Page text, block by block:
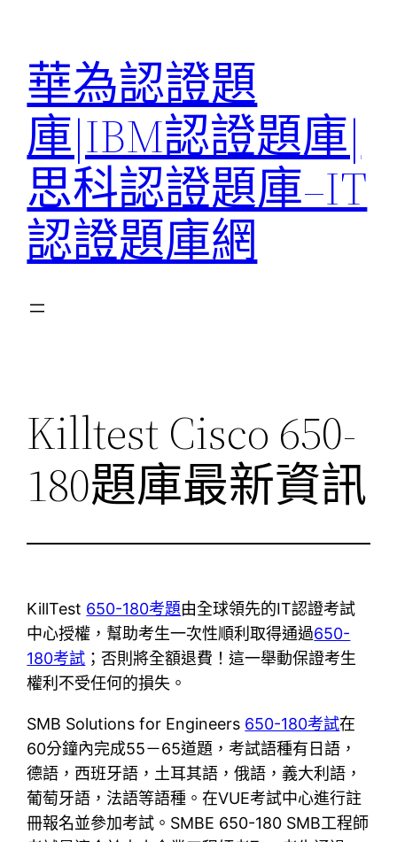
華為認證題
庫|IBM認證題庫|
思科認證題庫–IT
認證題庫網
Killtest Cisco 650-
180題庫最新資訊
KillTest 650-180考題由全球領先的IT認證考試
中心授權，幫助考生一次性順利取得通過650-
180考試 ；否則將全額退費！這一舉動保證考生
權利不受任何的損失。
SMB Solutions for Engineers 650-180考試在
60分鐘內完成55－65道題，考試語種有日語，
德語，西班牙語，土耳其語，俄語，義大利語，
葡萄牙語，法語等語種。在VUE考試中心進行註
冊報名並參加考試。SMBE 650-180 SMB工程師